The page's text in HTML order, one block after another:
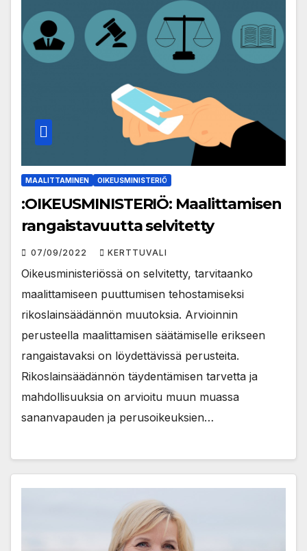
MAALITTAMINEN OIKEUSMINISTERIÖ
:OIKEUSMINISTERIÖ: Maalittamisen
rangaistavuutta selvitetty
07/09/2022 KERTTUVALI
Oikeusministeriössä on selvitetty, tarvitaanko
maalittamiseen puuttumisen tehostamiseksi
rikoslainsäädännön muutoksia. Arvioinnin
perusteella maalittamisen säätämiselle erikseen
rangaistavaksi on löydettävissä perusteita.
Rikoslainsäädännön täydentämisen tarvetta ja
mahdollisuuksia on arvioitu muun muassa
sananvapauden ja perusoikeuksien…